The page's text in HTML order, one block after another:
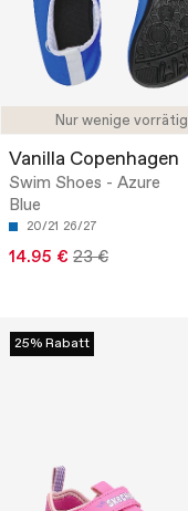
Nur wenige vorrätig
Vanilla Copenhagen
Swim Shoes - Azure
Blue
20/21 26/27
14.95 € 23 €
25% Rabatt